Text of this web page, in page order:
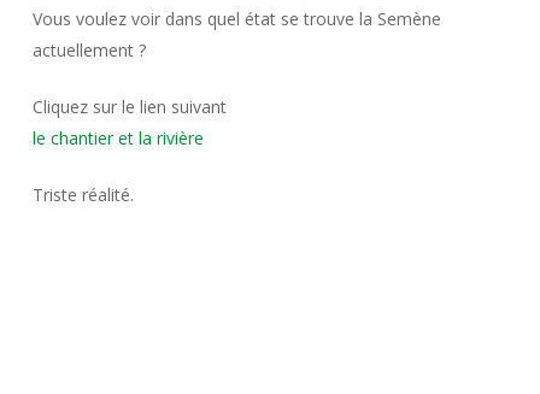
Vous voulez voir dans quel état se trouve la Semène
actuellement ?
Cliquez sur le lien suivant
le chantier et la rivière
Triste réalité.